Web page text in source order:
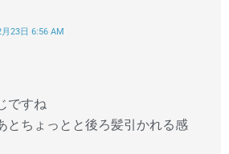
23日 6:56 AM
ですね
とちょっとと後ろ髪引かれる感